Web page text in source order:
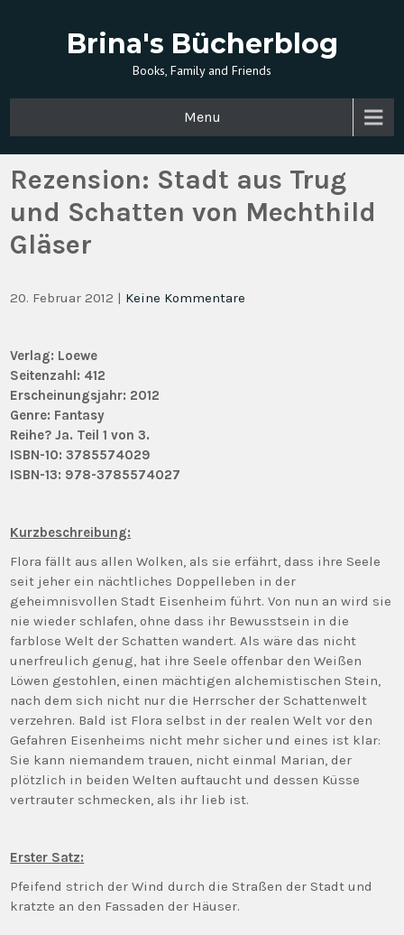
Brina's Bücherblog
Books, Family and Friends
Menu
Rezension: Stadt aus Trug
und Schatten von Mechthild
Gläser
20. Februar 2012 | Keine Kommentare
Verlag: Loewe
Seitenzahl: 412
Erscheinungsjahr: 2012
Genre: Fantasy
Reihe? Ja. Teil 1 von 3.
ISBN-10: 3785574029
ISBN-13: 978-3785574027
Kurzbeschreibung:
Flora fällt aus allen Wolken, als sie erfährt, dass ihre Seele
seit jeher ein nächtliches Doppelleben in der
geheimnisvollen Stadt Eisenheim führt. Von nun an wird sie
nie wieder schlafen, ohne dass ihr Bewusstsein in die
farblose Welt der Schatten wandert. Als wäre das nicht
unerfreulich genug, hat ihre Seele offenbar den Weißen
Löwen gestohlen, einen mächtigen alchemistischen Stein,
nach dem sich nicht nur die Herrscher der Schattenwelt
verzehren. Bald ist Flora selbst in der realen Welt vor den
Gefahren Eisenheims nicht mehr sicher und eines ist klar:
Sie kann niemandem trauen, nicht einmal Marian, der
plötzlich in beiden Welten auftaucht und dessen Küsse
vertrauter schmecken, als ihr lieb ist.
Erster Satz:
Pfeifend strich der Wind durch die Straßen der Stadt und
kratzte an den Fassaden der Häuser.